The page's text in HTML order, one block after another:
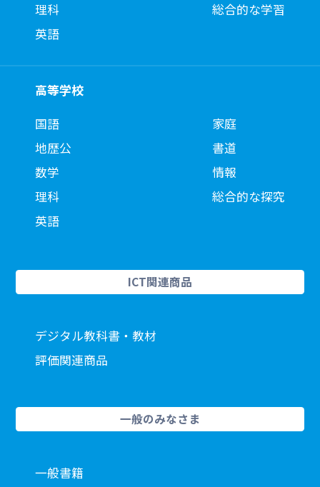
理科
英語
総合的な学習
高等学校
国語
地歴公
数学
理科
英語
家庭
書道
情報
総合的な探究
ICT関連商品
デジタル教科書・教材
評価関連商品
一般のみなさま
一般書籍